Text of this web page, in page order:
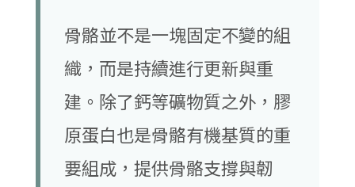
骨骼並不是一塊固定不變的組
織，而是持續進行更新與重
建。除了鈣等礦物質之外，膠
原蛋白也是骨骼有機基質的重
要組成，提供骨骼支撐與韌